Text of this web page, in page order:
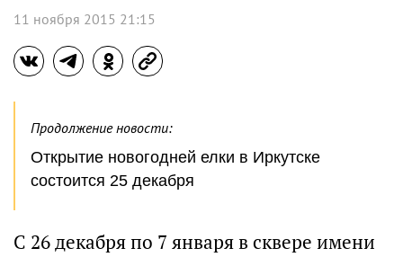
11 ноября 2015 21:15
Продолжение новости:
Открытие новогодней елки в Иркутске
состоится 25 декабря
С 26 декабря по 7 января в сквере имени